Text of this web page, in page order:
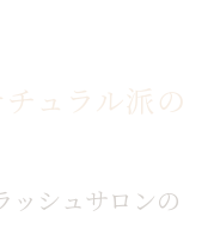
ュラル派の
ッシュサロンの